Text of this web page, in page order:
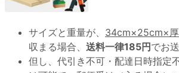
サイズと重量が、 34cm×25cm×
収まる場合、 送料一律185円でお
但し、代引き不可・配達日時指定